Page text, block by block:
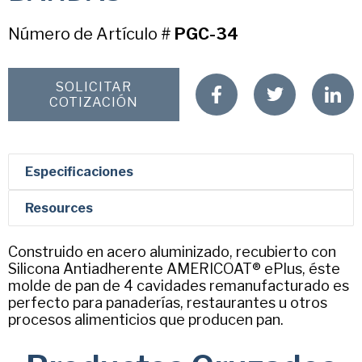
Chicago Metallic
Pan Glo
Runex
Synova
USA Pan
Número de Artículo # PGC-34
SOLICITAR
COTIZACIÓN
Especificaciones
Resources
Construido en acero aluminizado, recubierto con
Silicona Antiadherente AMERICOAT® ePlus, éste
molde de pan de 4 cavidades remanufacturado es
perfecto para panaderías, restaurantes u otros
procesos alimenticios que producen pan.
Nombre de Empresa
Email*
Número De Teléfono*